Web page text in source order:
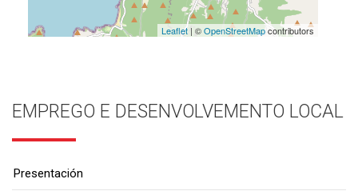
Leaflet| ©OpenStreetMapcontributors
EMPREGO E DESENVOLVEMENTO LOCAL
Presentación